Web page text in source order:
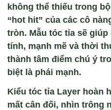
không thể thiếu trong
“hot hit” của các cô
tròn. Mẫu tóc tỉa sẽ
tính, mạnh mẽ và thời
thành tâm điểm chú ý
biệt là phái mạnh.
Kiểu tóc tỉa Layer hoàn
mất cân đối, nhìn trông